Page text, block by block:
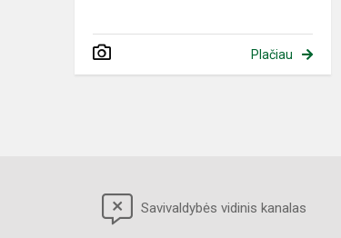
Plačiau
Savivaldybės vidinis kanalas